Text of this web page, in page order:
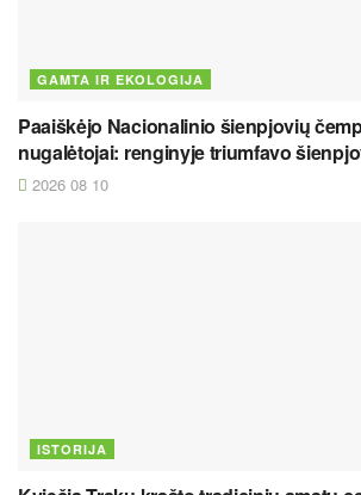
GAMTA IR EKOLOGIJA
Paaiškėjo Nacionalinio šienpjovių
nugalėtojai: renginyje triumfavo
2026 08 10
ISTORIJA